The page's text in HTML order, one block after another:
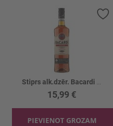
15,99 €
PIEVIENOT GROZAM